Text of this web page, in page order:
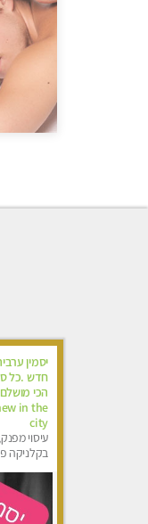
יסמין
חדש .כל
in the
city
עיסוי
בקלניקה
הבית,